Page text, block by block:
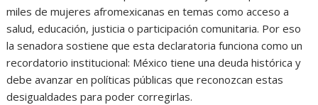
miles de mujeres afromexicanas en temas como acceso a
salud, educación, justicia o participación comunitaria. Por eso
la senadora sostiene que esta declaratoria funciona como un
recordatorio institucional: México tiene una deuda histórica y
debe avanzar en políticas públicas que reconozcan estas
desigualdades para poder corregirlas.